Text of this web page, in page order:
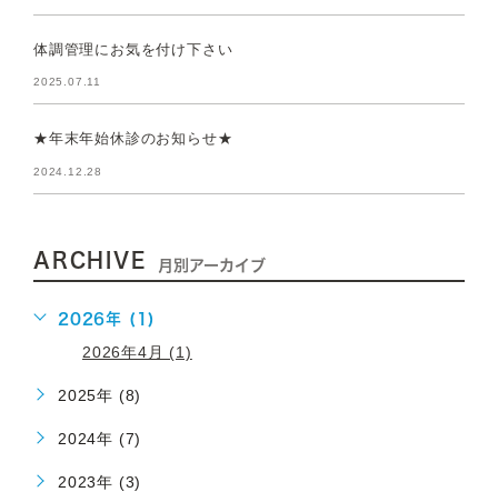
体調管理にお気を付け下さい
2025.07.11
★年末年始休診のお知らせ★
2024.12.28
ARCHIVE 月別アーカイブ
2026年 (1)
2026年4月 (1)
2025年 (8)
2024年 (7)
2023年 (3)